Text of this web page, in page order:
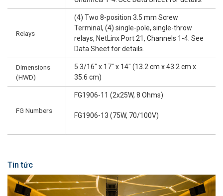
Relays
(4) Two 8-position 3.5 mm Screw
Terminal, (4) single-pole, single-throw
relays, NetLinx Port 21, Channels 1-4. See
Data Sheet for details.
Dimensions
(HWD)
5 3/16" x 17" x 14" (13.2 cm x 43.2 cm x
35.6 cm)
FG Numbers
FG1906-11 (2x25W, 8 Ohms)
FG1906-13 (75W, 70/100V)
Tin tức